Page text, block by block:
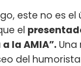
este no es el
el
la AMIA”.
del humorista